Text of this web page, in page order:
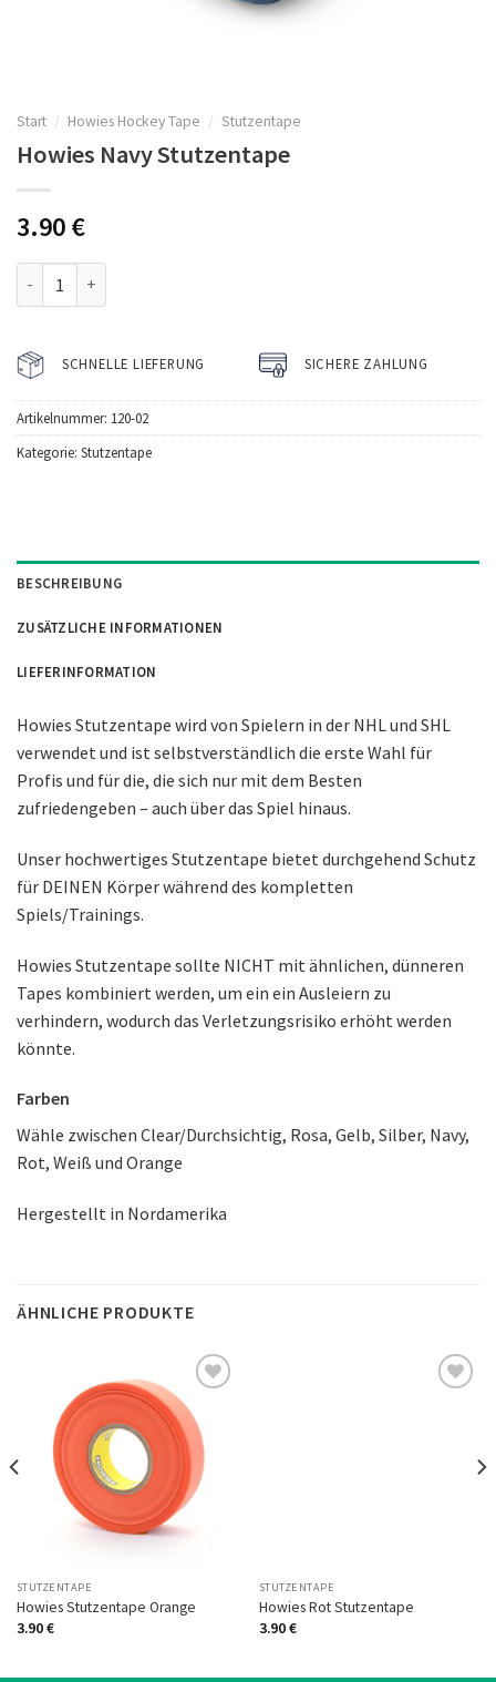
Start / Howies Hockey Tape / Stutzentape
Howies Navy Stutzentape
3.90€
SCHNELLE LIEFERUNG SICHERE ZAHLUNG
Artikelnummer: 120-02
Kategorie: Stutzentape
BESCHREIBUNG
ZUSÄTZLICHE INFORMATIONEN
LIEFERINFORMATION
Howies Stutzentape wird von Spielern in der NHL und SHL
verwendet und ist selbstverständlich die erste Wahl für
Profis und für die, die sich nur mit dem Besten
zufriedengeben – auch über das Spiel hinaus.
Unser hochwertiges Stutzentape bietet durchgehend Schutz
für DEINEN Körper während des kompletten
Spiels/Trainings.
Howies Stutzentape sollte NICHT mit ähnlichen, dünneren
Tapes kombiniert werden, um ein ein Ausleiern zu
verhindern, wodurch das Verletzungsrisiko erhöht werden
könnte.
Farben
Wähle zwischen Clear/Durchsichtig, Rosa, Gelb, Silber, Navy,
Rot, Weiß und Orange
Hergestellt in Nordamerika
ÄHNLICHE PRODUKTE
die
Wunschliste
STUTZENTAPE
Howies Stutzentape Orange
3.90€
STUTZENTAPE
Howies Rot Stutzentape
3.90€